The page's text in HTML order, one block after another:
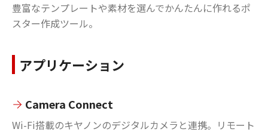
豊富なテンプレートや素材を選んでかんたんに作れるポ
スター作成ツール。
アプリケーション
Camera Connect
Wi-Fi搭載のキヤノンのデジタルカメラと連携。リモート